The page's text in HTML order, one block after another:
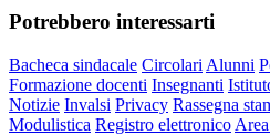
Potrebbero interessarti
Bacheca sindacale Circolari Alunni
Formazione docenti Insegnanti
Notizie Invalsi Privacy Rassegna
Modulistica Registro elettronico